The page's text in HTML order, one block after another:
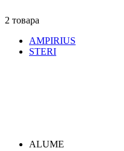
2 товара
AMPIRIUS
STERI
ALUME